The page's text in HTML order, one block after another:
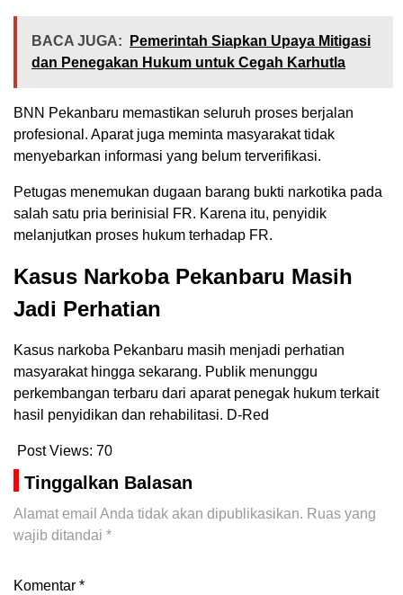
BACA JUGA:
Pemerintah Siapkan Upaya Mitigasi
dan Penegakan Hukum untuk Cegah Karhutla
BNN Pekanbaru memastikan seluruh proses berjalan
profesional. Aparat juga meminta masyarakat tidak
menyebarkan informasi yang belum terverifikasi.
Petugas menemukan dugaan barang bukti narkotika pada
salah satu pria berinisial FR. Karena itu, penyidik
melanjutkan proses hukum terhadap FR.
Kasus Narkoba Pekanbaru Masih
Jadi Perhatian
Kasus narkoba Pekanbaru masih menjadi perhatian
masyarakat hingga sekarang. Publik menunggu
perkembangan terbaru dari aparat penegak hukum terkait
hasil penyidikan dan rehabilitasi. D-Red
Post Views: 70
Tinggalkan Balasan
Alamat email Anda tidak akan dipublikasikan. Ruas yang
wajib ditandai *
Komentar *